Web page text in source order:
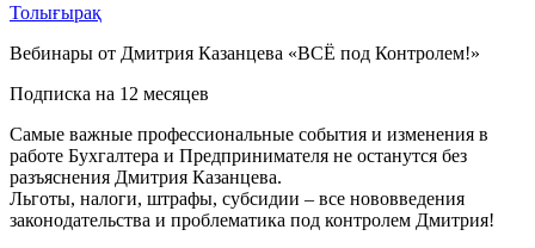
Толығырақ
Вебинары от Дмитрия Казанцева «ВСЁ под Контролем!»
Подписка на 12 месяцев
Самые важные профессиональные события и изменения в
работе Бухгалтера и Предпринимателя не останутся без
разъяснения Дмитрия Казанцева.
Льготы, налоги, штрафы, субсидии – все нововведения
законодательства и проблематика под контролем Дмитрия!